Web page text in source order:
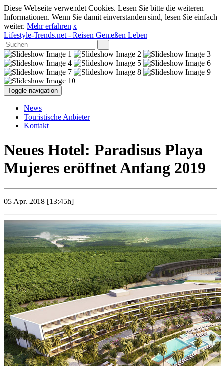
Diese Webseite verwendet Cookies. Lesen Sie bitte die weiteren
Informationen. Wenn Sie damit einverstanden sind, lesen Sie einfach
weiter. Mehr erfahren x
Lifestyle-Trends.net - Reisen Genießen Leben
Toggle navigation
News
Touristische Anbieter
Kontakt
Neues Hotel: Paradisus Playa
Mujeres eröffnet Anfang 2019
05 Apr. 2018 [13:45h]